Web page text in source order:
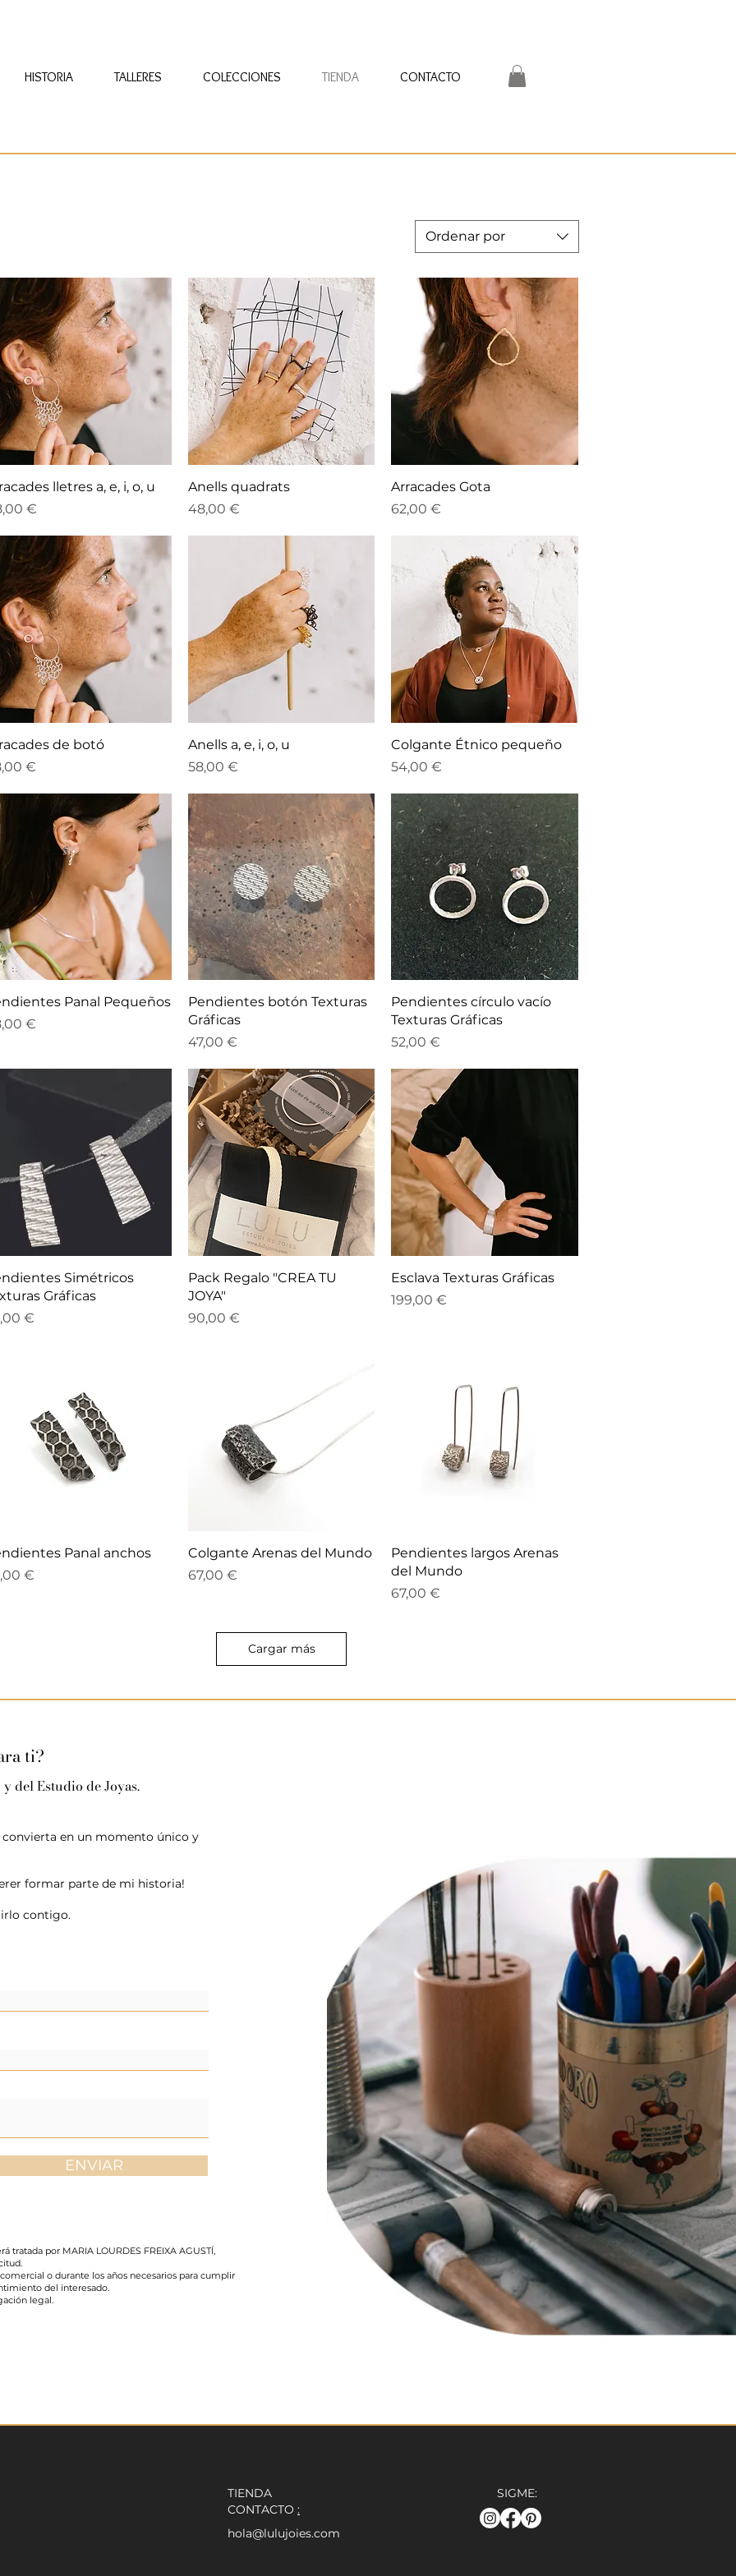
HISTORIA TALLERES COLECCIONES TIENDA CONTACTO
Ordenar por
Vista rápida
lletres a, e, i, o, u
€
Vista rápida
Anells quadrats
Precio
48,00 €
Vista rápida
Arracades Gota
Precio
62,00 €
Vista rápida
de botó
€
Vista rápida
Anells a, e, i, o, u
Precio
58,00 €
Vista rápida
Colgante Étnico pequeño
Precio
54,00 €
Vista rápida
Panal Pequeños
€
Vista rápida
Pendientes botón Texturas
Gráficas
Precio
47,00 €
Vista rápida
Pendientes círculo vacío
Texturas Gráficas
Precio
52,00 €
Vista rápida
Simétricos
Gráficas
€
Vista rápida
Pack Regalo "CREA TU
JOYA"
Precio
90,00 €
Vista rápida
Esclava Texturas Gráficas
Precio
199,00 €
Vista rápida
Panal anchos
€
Vista rápida
Colgante Arenas del Mundo
Precio
67,00 €
Vista rápida
Pendientes largos Arenas
del Mundo
Precio
67,00 €
Cargar más
ti?
del Estudio de Joyas.
convierta en un momento único y
formar parte de mi historia!
contigo.
ENVIAR
por MARIA LOURDES FREIXA AGUSTÍ,
o durante los años necesarios para cumplir
del interesado.
legal.
TIENDA
CONTACTO :
hola@lulujoies.com
SIGME: